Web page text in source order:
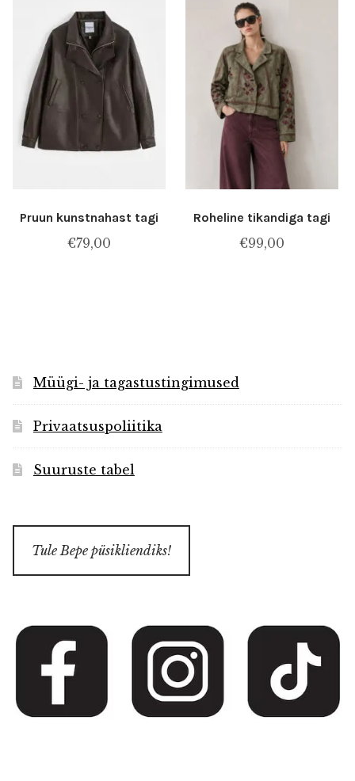
Pruun kunstnahast tagi
€79,00
Roheline tikandiga tagi
€99,00
Müügi- ja tagastustingimused
Privaatsuspoliitika
Suuruste tabel
Tule Bepe püsikliendiks!